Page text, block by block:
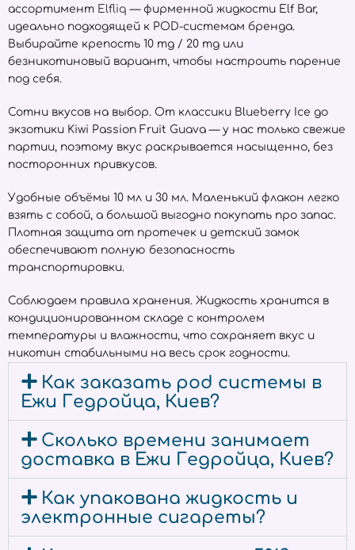
ассортимент Elfliq — фирменной жидкости Elf Bar,
идеально подходящей к POD-системам бренда.
Выбирайте крепость 10 mg / 20 mg или
безникотиновый вариант, чтобы настроить парение
под себя.
Сотни вкусов на выбор. От классики Blueberry Ice до
экзотики Kiwi Passion Fruit Guava — у нас только свежие
партии, поэтому вкус раскрывается насыщенно, без
посторонних привкусов.
Удобные объёмы 10 мл и 30 мл. Маленький флакон легко
взять с собой, а большой выгодно покупать про запас.
Плотная защита от протечек и детский замок
обеспечивают полную безопасность
транспортировки.
Соблюдаем правила хранения. Жидкость хранится в
кондиционированном складе с контролем
температуры и влажности, что сохраняет вкус и
никотин стабильными на весь срок годности.
Как заказать pod системы в
Ежи Гедройца, Киев?
Сколько времени занимает
доставка в Ежи Гедройца, Киев?
Как упакована жидкость и
электронные сигареты?